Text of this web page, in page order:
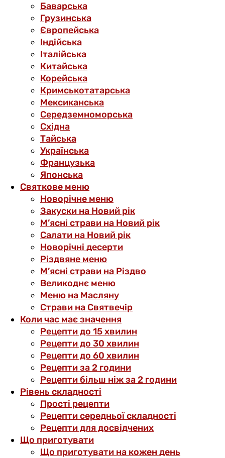
Баварська
Грузинська
Європейська
Індійська
Італійська
Китайська
Корейська
Кримськотатарська
Мексиканська
Середземноморська
Східна
Тайська
Українська
Французька
Японська
Святкове меню
Новорічне меню
Закуски на Новий рік
М’ясні страви на Новий рік
Салати на Новий рік
Новорічні десерти
Різдвяне меню
М’ясні страви на Різдво
Великоднє меню
Меню на Масляну
Страви на Святвечір
Коли час має значення
Рецепти до 15 хвилин
Рецепти до 30 хвилин
Рецепти до 60 хвилин
Рецепти за 2 години
Рецепти більш ніж за 2 години
Рівень складності
Прості рецепти
Рецепти середньої складності
Рецепти для досвідчених
Що приготувати
Що приготувати на кожен день